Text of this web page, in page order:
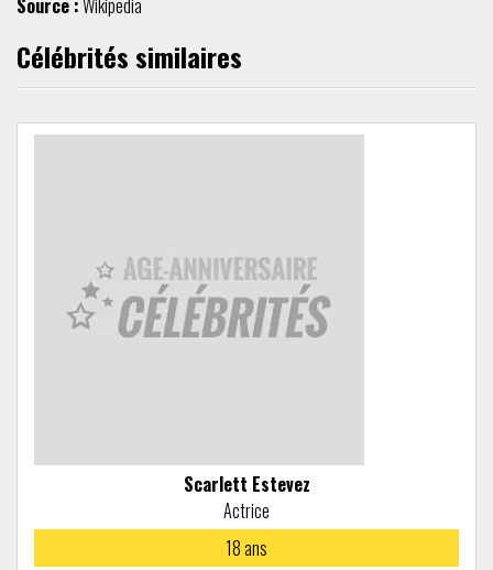
Célébrités similaires
Scarlett Estevez
Actrice
18ans